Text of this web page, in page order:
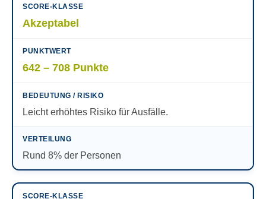
Akzeptabel
642 – 708 Punkte
Leicht erhöhtes Risiko für Ausfälle.
Rund 8% der Personen